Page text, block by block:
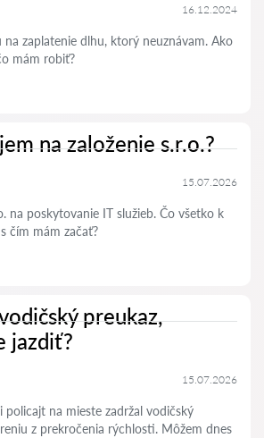
16.12.2024
na zaplatenie dlhu, ktorý neuznávam. Ako
mám robiť?
na založenie s.r.o.?
15.07.2026
na poskytovanie IT služieb. Čo všetko k
čím mám začať?
preukaz,
jazdiť?
15.07.2026
policajt na mieste zadržal vodičský
z prekročenia rýchlosti. Môžem dnes